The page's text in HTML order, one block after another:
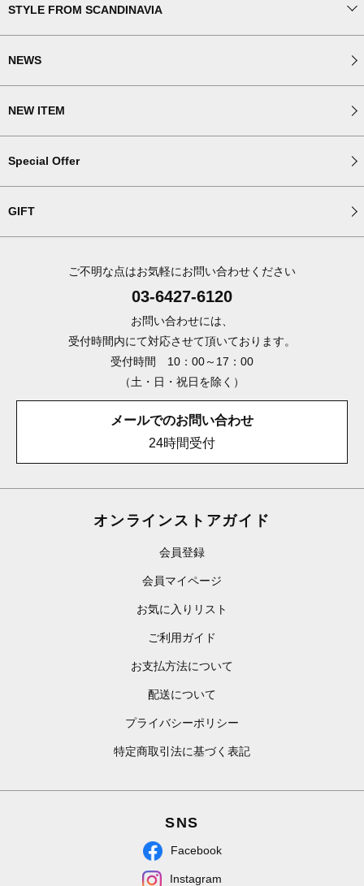
STYLE FROM SCANDINAVIA
NEWS
NEW ITEM
Special Offer
GIFT
ご不明な点はお気軽にお問い合わせください
03-6427-6120
お問い合わせには、
受付時間内にて対応させて頂いております。
受付時間 10：00～17：00
（土・日・祝日を除く）
メールでのお問い合わせ
24時間受付
オンラインストアガイド
会員登録
会員マイページ
お気に入りリスト
ご利用ガイド
お支払方法について
配送について
プライバシーポリシー
特定商取引法に基づく表記
SNS
Facebook
Instagram